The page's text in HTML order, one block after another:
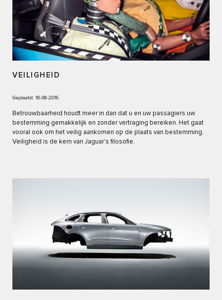
VEILIGHEID
Geplaatst: 18-08-2016
Betrouwbaarheid houdt meer in dan dat u en uw passagiers uw
bestemming gemakkelijk en zonder vertraging bereiken. Het gaat
vooral ook om het veilig aankomen op de plaats van bestemming.
Veiligheid is de kern van Jaguar's filosofie.